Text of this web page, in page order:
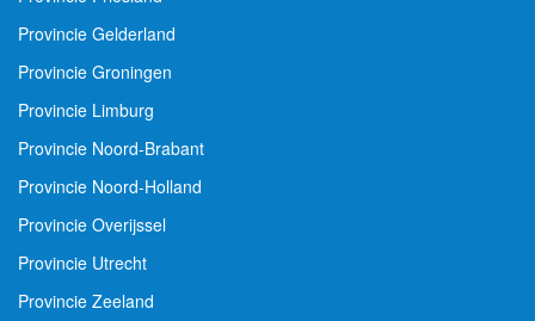
Provincie Friesland
Provincie Gelderland
Provincie Groningen
Provincie Limburg
Provincie Noord-Brabant
Provincie Noord-Holland
Provincie Overijssel
Provincie Utrecht